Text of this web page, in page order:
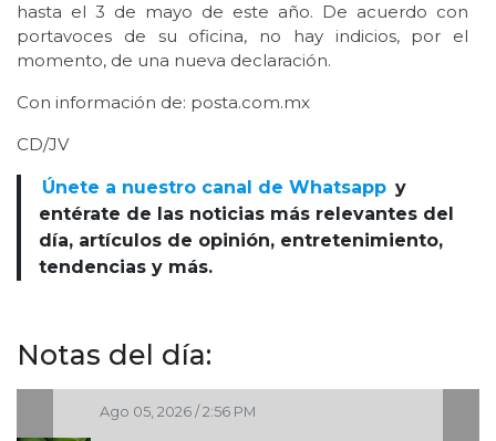
hasta el 3 de mayo de este año. De acuerdo con
portavoces de su oficina, no hay indicios, por el
momento, de una nueva declaración.
Con información de: posta.com.mx
CD/JV
Únete a nuestro canal de Whatsapp y
entérate de las noticias más relevantes del
día, artículos de opinión, entretenimiento,
tendencias y más.
Notas del día:
Ago 05, 2026 / 2:56 PM